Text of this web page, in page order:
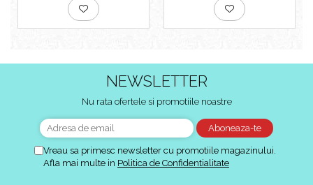
NEWSLETTER
Nu rata ofertele si promotiile noastre
Vreau sa primesc newsletter cu promotiile magazinului.
Afla mai multe in Politica de Confidentialitate